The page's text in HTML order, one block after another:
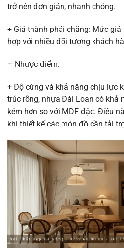
trở nên đơn giản, nhanh chóng.
+ Giá thành phải chăng: Mức
hợp với nhiều đối tượng khách
– Nhược điểm:
+ Độ cứng và khả năng chịu lực
trúc rỗng, nhựa Đài Loan có khả
kém hơn so với MDF đặc. Điều
khi thiết kế các món đồ cần tải